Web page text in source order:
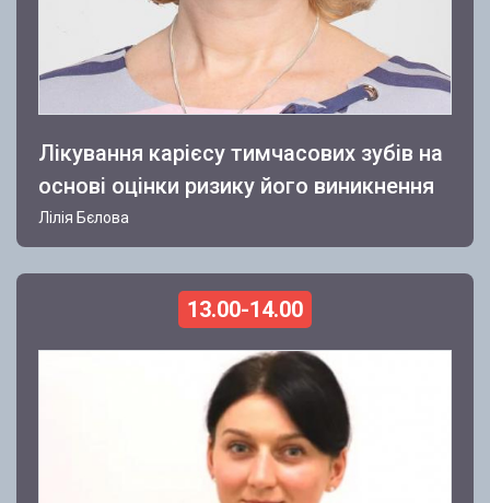
Лікування карієсу тимчасових зубів на
основі оцінки ризику його виникнення
Лілія Бєлова
13.00-14.00